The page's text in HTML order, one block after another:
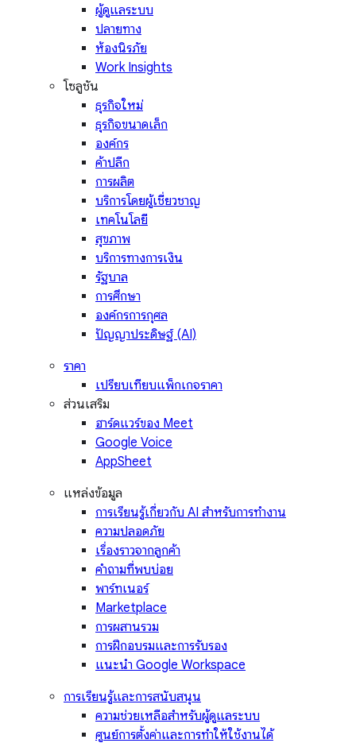
ผู้ดูแลระบบ
ปลายทาง
ห้องนิรภัย
Work Insights
โซลูชัน
ธุรกิจใหม่
ธุรกิจขนาดเล็ก
องค์กร
ค้าปลีก
การผลิต
บริการโดยผู้เชี่ยวชาญ
เทคโนโลยี
สุขภาพ
บริการทางการเงิน
รัฐบาล
การศึกษา
องค์กรการกุศล
ปัญญาประดิษฐ์ (AI)
ราคา
เปรียบเทียบแพ็กเกจราคา
ส่วนเสริม
ฮาร์ดแวร์ของ Meet
Google Voice
AppSheet
แหล่งข้อมูล
การเรียนรู้เกี่ยวกับ AI สำหรับการทำงาน
ความปลอดภัย
เรื่องราวจากลูกค้า
คำถามที่พบบ่อย
พาร์ทเนอร์
Marketplace
การผสานรวม
การฝึกอบรมและการรับรอง
แนะนำ Google Workspace
การเรียนรู้และการสนับสนุน
ความช่วยเหลือสำหรับผู้ดูแลระบบ
ศูนย์การตั้งค่าและการทำให้ใช้งานได้